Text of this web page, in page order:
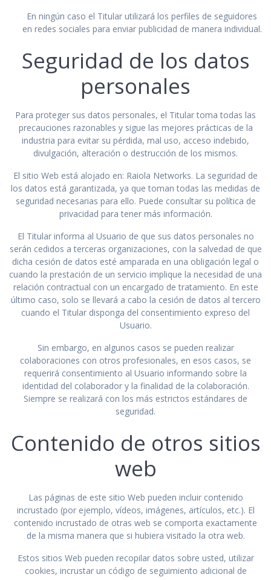
En ningún caso el Titular utilizará los perfiles de seguidores
en redes sociales para enviar publicidad de manera individual.
Seguridad de los datos
personales
Para proteger sus datos personales, el Titular toma todas las
precauciones razonables y sigue las mejores prácticas de la
industria para evitar su pérdida, mal uso, acceso indebido,
divulgación, alteración o destrucción de los mismos.
El sitio Web está alojado en: Raiola Networks. La seguridad de
los datos está garantizada, ya que toman todas las medidas de
seguridad necesarias para ello. Puede consultar su política de
privacidad para tener más información.
El Titular informa al Usuario de que sus datos personales no
serán cedidos a terceras organizaciones, con la salvedad de que
dicha cesión de datos esté amparada en una obligación legal o
cuando la prestación de un servicio implique la necesidad de una
relación contractual con un encargado de tratamiento. En este
último caso, solo se llevará a cabo la cesión de datos al tercero
cuando el Titular disponga del consentimiento expreso del
Usuario.
Sin embargo, en algunos casos se pueden realizar
colaboraciones con otros profesionales, en esos casos, se
requerirá consentimiento al Usuario informando sobre la
identidad del colaborador y la finalidad de la colaboración.
Siempre se realizará con los más estrictos estándares de
seguridad.
Contenido de otros sitios
web
Las páginas de este sitio Web pueden incluir contenido
incrustado (por ejemplo, vídeos, imágenes, artículos, etc.). El
contenido incrustado de otras web se comporta exactamente
de la misma manera que si hubiera visitado la otra web.
Estos sitios Web pueden recopilar datos sobre usted, utilizar
cookies, incrustar un código de seguimiento adicional de